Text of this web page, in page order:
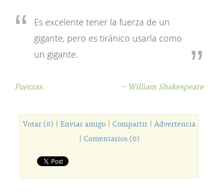
Es excelente tener la fuerza de un
gigante, pero es tiránico usarla como
un gigante.
Fuerzas. - William Shakespeare
Votar (0) Enviar amigo| Compartir| Advertencia
Comentarios (0)